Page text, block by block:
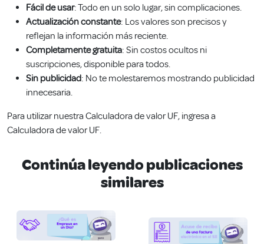
Fácil de usar: Todo en un solo lugar, sin complicaciones.
Actualización constante: Los valores son precisos y
reflejan la información más reciente.
Completamente gratuita: Sin costos ocultos ni
suscripciones, disponible para todos.
Sin publicidad: No te molestaremos mostrando publicidad
innecesaria.
Para utilizar nuestra Calculadora de valor UF, ingresa a
Calculadora de valor UF.
Continúa leyendo publicaciones
similares